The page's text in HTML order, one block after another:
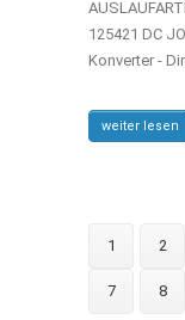
125421 DC
Konverter -
weiter lesen
1 2
7 8